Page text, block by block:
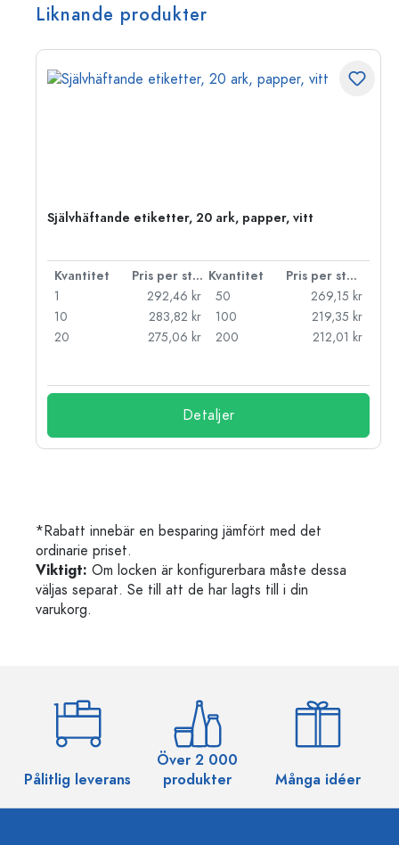
Liknande produkter
Självhäftande etiketter, 20 ark, papper, vitt
Kvantitet Pris per styck Kvantitet
Pris per styck
1
292,46 kr
10
283,82 kr
20
275,06 kr
50
269,15 kr
100
219,35 kr
200
212,01 kr
Detaljer
*Rabatt innebär en besparing jämfört med det
ordinarie priset.
Viktigt: Om locken är konfigurerbara måste dessa
väljas separat. Se till att de har lagts till i din
varukorg.
Pålitlig leverans
Över 2 000
produkter
Många idéer